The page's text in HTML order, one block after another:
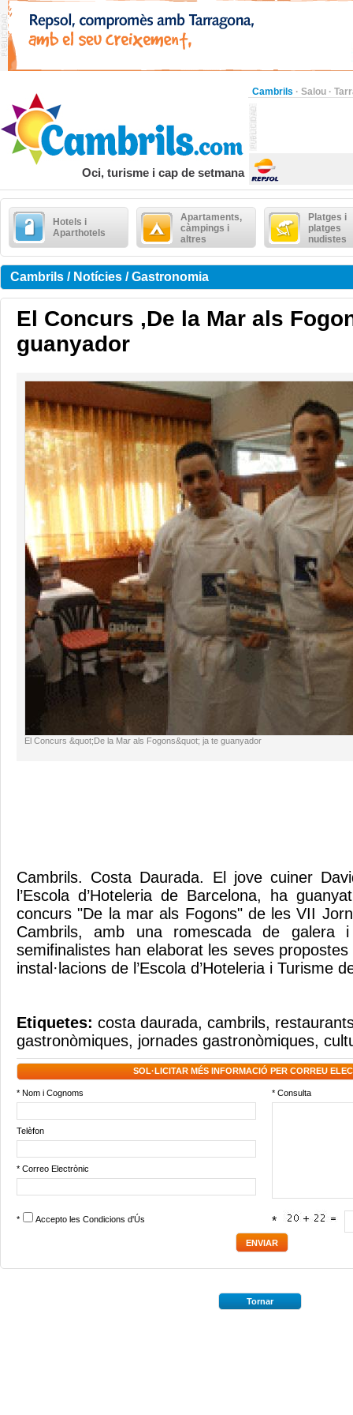
Cambrils · Salou ·
Oci, turisme i cap de setmana
Hotels i
Aparthotels
Apartaments,
càmpings i
altres
Platges i
platges
nudistes
Cambrils / Notícies / Gastronomia
El Concurs ,De la Mar als
guanyador
El Concurs &quot;De la Mar als Fogons&quot; ja te guanyador
Cambrils. Costa Daurada. El jove cuiner
l’Escola d’Hoteleria de Barcelona, ha
concurs "De la mar als Fogons" de les VII
Cambrils, amb una romescada de galera
semifinalistes han elaborat les seves
instal·lacions de l’Escola d’Hoteleria i Turisme
Etiquetes: costa daurada, cambrils,
gastronòmiques, jornades gastronòmiques,
SOL·LICITAR MÉS INFORMACIÓ PER CORREU
* Nom i Cognoms * Consulta
Telèfon
* Correo Electrònic
* Accepto les Condicions d'Ús *
Tornar